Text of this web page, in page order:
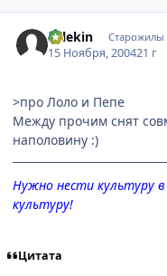
Arlekin Старожилы
15 Ноября, 200421 г
>про Лоло и Пепе
Между прочим снят
наполовину :)
Нужно нести культуру
культуру!
Цитата